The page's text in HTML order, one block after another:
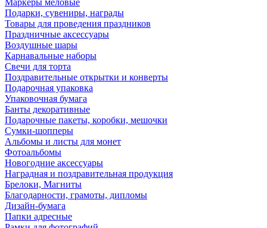
Маркеры меловые
Подарки, сувениры, награды
Товары для проведения праздников
Праздничные аксессуары
Воздушные шары
Карнавальные наборы
Свечи для торта
Поздравительные открытки и конверты
Подарочная упаковка
Упаковочная бумага
Банты декоративные
Подарочные пакеты, коробки, мешочки
Сумки-шопперы
Альбомы и листы для монет
Фотоальбомы
Новогодние аксессуары
Наградная и поздравительная продукция
Брелоки, Магниты
Благодарности, грамоты, дипломы
Дизайн-бумага
Папки адресные